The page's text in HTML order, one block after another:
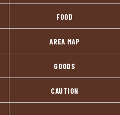
FOOD
AREA MAP
GOODS
CAUTION